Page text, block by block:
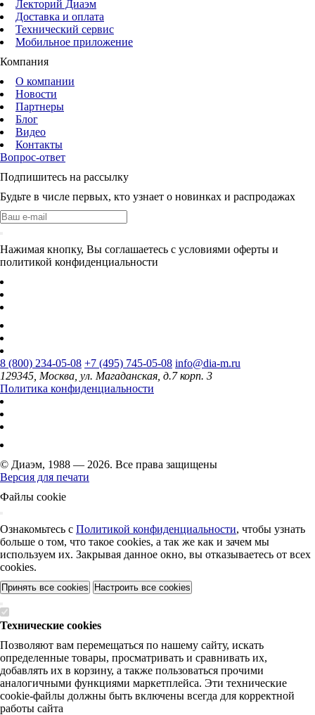
Лекторий Диаэм
Доставка и оплата
Технический сервис
Мобильное приложение
Компания
О компании
Новости
Партнеры
Блог
Видео
Контакты
Вопрос-ответ
Подпишитесь на рассылку
Будьте в числе первых, кто узнает о новинках и распродажах
Нажимая кнопку, Вы соглашаетесь с условиями оферты и
политикой конфиденциальности
8 (800) 234-05-08 +7 (495) 745-05-08 info@dia-m.ru
129345, Москва, ул. Магаданская, д.7 корп. 3
Политика конфиденциальности
© Диаэм, 1988 — 2026. Все права защищены
Версия для печати
Файлы cookie
Ознакомьтесь с Политикой конфиденциальности, чтобы узнать
больше о том, что такое cookies, а так же как и зачем мы
используем их. Закрывая данное окно, вы отказываетесь от всех
cookies.
Принять все cookies Настроить все cookies
Технические cookies
Позволяют вам перемещаться по нашему сайту, искать
определенные товары, просматривать и сравнивать их,
добавлять их в корзину, а также пользоваться прочими
аналогичными функциями маркетплейса. Эти технические
cookie-файлы должны быть включены всегда для корректной
работы сайта